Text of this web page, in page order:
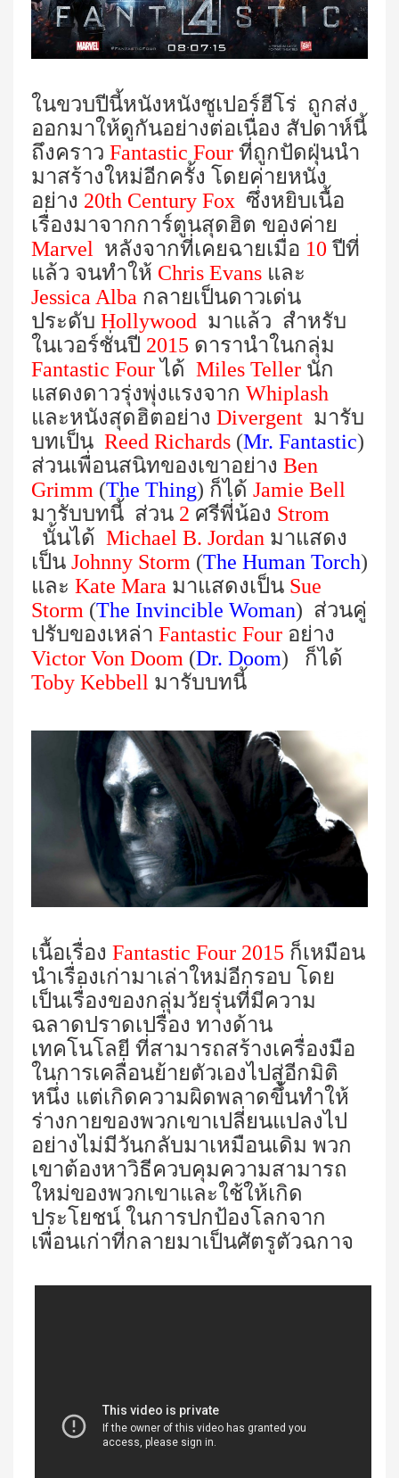
ในขวบปีนี้หนังหนังซูเปอร์ฮีโร่ ถูกส่ง
ออกมาให้ดูกันอย่างต่อเนื่อง สัปดาห์นี้
ถึงคราว Fantastic Four ที่ถูกปัดฝุ่นนำ
มาสร้างใหม่อีกครั้ง โดยค่ายหนัง
อย่าง 20th Century Fox ซึ่งหยิบเนื้อ
เรื่องมาจากการ์ตูนสุดฮิต ของค่าย
Marvel หลังจากที่เคยฉายเมื่อ 10 ปีที่
แล้ว จนทำให้ Chris Evans และ
Jessica Alba กลายเป็นดาวเด่น
ประดับ Hollywood มาแล้ว สำหรับ
ในเวอร์ชั่นปี 2015 ดารานำในกลุ่ม
Fantastic Fourได้ Miles Teller นัก
แสดงดาวรุ่งพุ่งแรงจาก Whiplash
และหนังสุดฮิตอย่าง Divergent มารับ
บทเป็น Reed Richards (Mr. Fantastic)
ส่วนเพื่อนสนิทของเขาอย่าง Ben
Grimm (The Thing) ก็ได้ Jamie Bell
มารับบทนี้ ส่วน 2 ศรีพี่น้อง Strom
นั้นได้ Michael B. Jordan มาแสดง
เป็น Johnny Storm (The Human Torch)
และ Kate Mara มาแสดงเป็น Sue
Storm (The Invincible Woman) ส่วนคู่
ปรับของเหล่า Fantastic Four อย่าง
Victor Von Doom (Dr. Doom) ก็ได้
Toby Kebbell มารับบทนี้
เนื้อเรื่อง Fantastic Four 2015 ก็เหมือน
นำเรื่องเก่ามาเล่าใหม่อีกรอบ โดย
เป็นเรื่องของกลุ่มวัยรุ่นที่มีความ
ฉลาดปราดเปรื่อง ทางด้าน
เทคโนโลยี ที่สามารถสร้างเครื่องมือ
ในการเคลื่อนย้ายตัวเองไปสู่อีกมิติ
หนึ่ง แต่เกิดความผิดพลาดขึ้นทำให้
ร่างกายของพวกเขาเปลี่ยนแปลงไป
อย่างไม่มีวันกลับมาเหมือนเดิม พวก
เขาต้องหาวิธีควบคุมความสามารถ
ใหม่ของพวกเขาและใช้ให้เกิด
ประโยชน์ ในการปกป้องโลกจาก
เพื่อนเก่าที่กลายมาเป็นศัตรูตัวฉกาจ